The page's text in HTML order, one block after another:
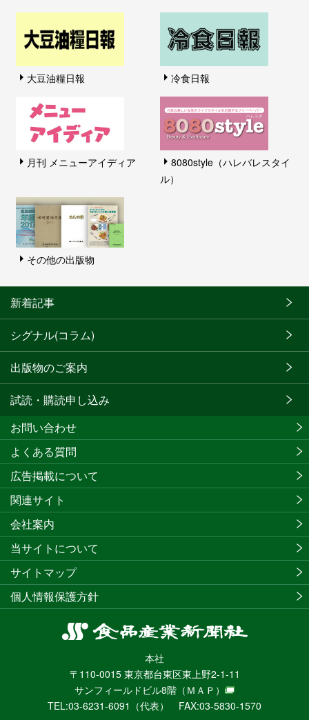
大豆油糧日報 冷食日報
月刊 メニューアイディア
8080style（ハレバレスタイ
ル）
その他の出版物
新着記事
シグナル(コラム)
出版物のご案内
試読・購読申し込み
食
産
業
新
聞
本社
〒110-0015 東京都台東区東上野2-1-11
サンフィールドビル8階 （ＭＡＰ）
TEL:03-6231-6091（代表） FAX:03-5830-1570
お問い合わせ
よくある質問
広告掲載について
関連サイト
会社案内
当サイトについて
サイトマップ
個人情報保護方針